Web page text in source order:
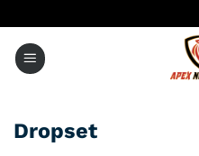
inhoud
Dropset